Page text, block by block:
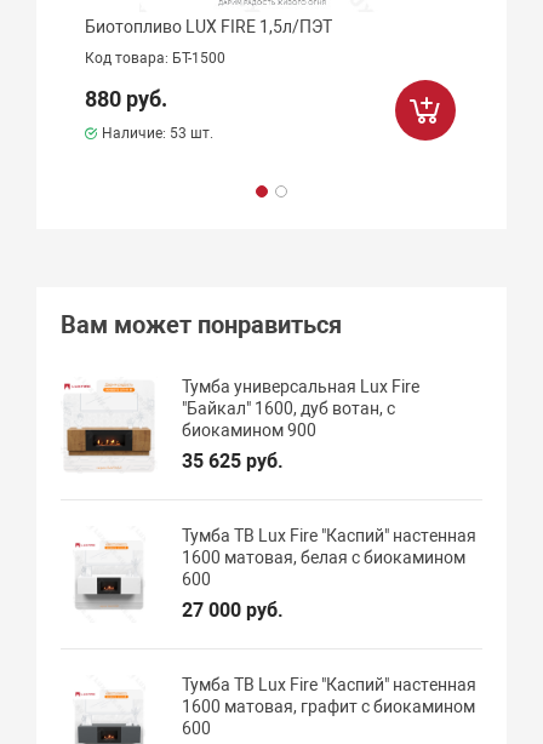
Биотопливо LUX FIRE 1,5л/ПЭТ
Код товара: БТ-1500
880 руб.
Наличие: 53 шт.
Вам может понравиться
Тумба универсальная Lux Fire
"Байкал" 1600, дуб вотан, с
биокамином 900
35 625 руб.
Тумба ТВ Lux Fire "Каспий" настенная
1600 матовая, белая с биокамином
600
27 000 руб.
Тумба ТВ Lux Fire "Каспий" настенная
1600 матовая, графит с биокамином
600